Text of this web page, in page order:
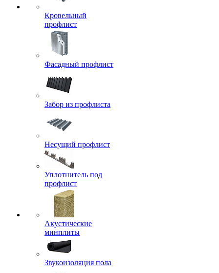
Кровельный
профлист
Фасадный профлист
Забор из профлиста
Несущий профлист
Уплотнитель под
профлист
Акустические
минплиты
Звукоизоляция пола